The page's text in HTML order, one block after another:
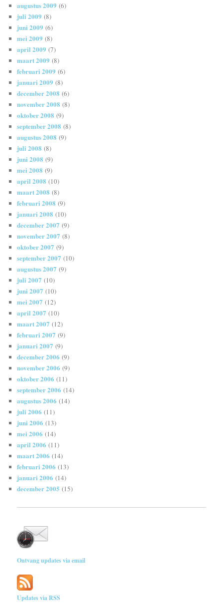
augustus 2009 (6)
juli 2009 (8)
juni 2009 (6)
mei 2009 (8)
april 2009 (7)
maart 2009 (8)
februari 2009 (6)
januari 2009 (8)
december 2008 (6)
november 2008 (8)
oktober 2008 (9)
september 2008 (8)
augustus 2008 (9)
juli 2008 (8)
juni 2008 (9)
mei 2008 (9)
april 2008 (10)
maart 2008 (8)
februari 2008 (9)
januari 2008 (10)
december 2007 (9)
november 2007 (8)
oktober 2007 (9)
september 2007 (10)
augustus 2007 (9)
juli 2007 (10)
juni 2007 (10)
mei 2007 (12)
april 2007 (10)
maart 2007 (12)
februari 2007 (9)
januari 2007 (9)
december 2006 (9)
november 2006 (9)
oktober 2006 (11)
september 2006 (14)
augustus 2006 (14)
juli 2006 (11)
juni 2006 (13)
mei 2006 (14)
april 2006 (11)
maart 2006 (14)
februari 2006 (13)
januari 2006 (14)
december 2005 (15)
Ontvang updates via email
Updates via RSS